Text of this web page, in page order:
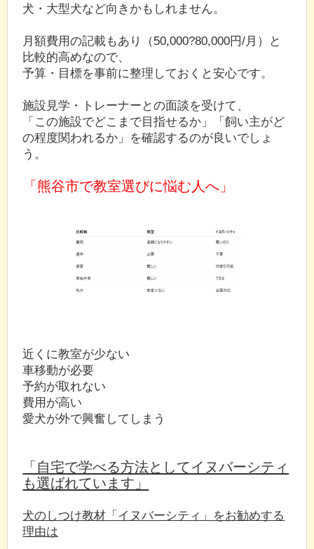
犬・大型犬など向きかもしれません。
月額費用の記載もあり（50,000?80,000円/月）と
比較的高めなので、
予算・目標を事前に整理しておくと安心です。
施設見学・トレーナーとの面談を受けて、
「この施設でどこまで目指せるか」「飼い主がど
の程度関われるか」を確認するのが良いでしょ
う。
「熊谷市で教室選びに悩む人へ」
近くに教室が少ない
車移動が必要
予約が取れない
費用が高い
愛犬が外で興奮してしまう
「自宅で学べる方法としてイヌバーシティ
も選ばれています」
犬のしつけ教材「イヌバーシティ」をお勧めする
理由は